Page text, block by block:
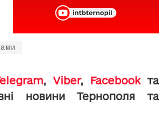
, Viber, Facebookта
новини Тернополя та